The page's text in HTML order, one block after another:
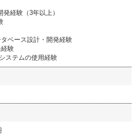
経験（3年以上）
ベース設計・開発経験
験
ステムの使用経験